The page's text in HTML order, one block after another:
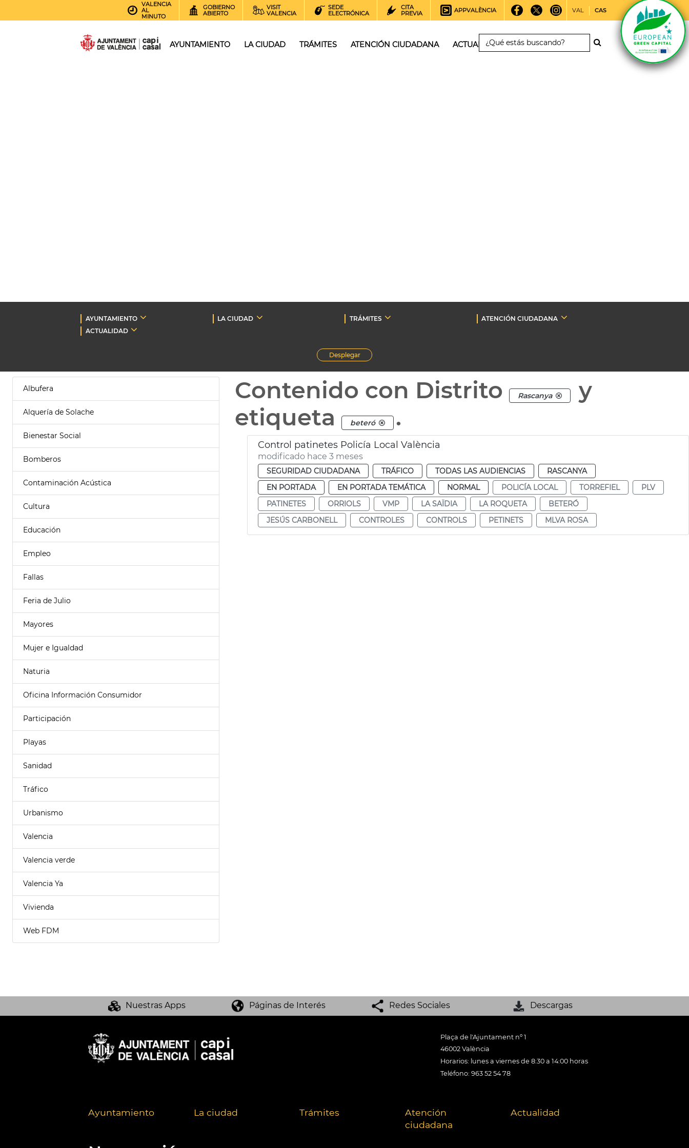
VALENCIA
AL
MINUTO
GOBIERNO
ABIERTO
VISIT
VALENCIA
SEDE
ELECTRÓNICA
CITA
PREVIA
APPVALÈNCIA VAL CAS
AYUNTAMIENTO LA CIUDAD TRÁMITES ATENCIÓN CIUDADANA ACTUALIDAD
AYUNTAMIENTO LA CIUDAD TRÁMITES
ATENCIÓN CIUDADANA
ACTUALIDAD
Desplegar
Albufera
Alquería de Solache
Bienestar Social
Bomberos
Contaminación Acústica
Cultura
Educación
Empleo
Fallas
Feria de Julio
Mayores
Mujer e Igualdad
Naturia
Oficina Información Consumidor
Participación
Playas
Sanidad
Tráfico
Urbanismo
Valencia
Valencia verde
Valencia Ya
Vivienda
Web FDM
Contenido con Distrito Rascanya
y
etiqueta
beteró .
Control patinetes Policía Local València
modificado hace 3 meses
SEGURIDAD CIUDADANA TRÁFICO TODAS LAS AUDIENCIAS
RASCANYA
EN PORTADA
EN PORTADA TEMÁTICA NORMAL POLICÍA LOCAL TORREFIEL
PLV
PATINETES
ORRIOLS VMP LA SAÏDIA LA ROQUETA
BETERÓ
JESÚS CARBONELL
CONTROLES CONTROLS PETINETS MLVA ROSA
Nuestras Apps Páginas de Interés Redes Sociales Descargas
Plaça de l'Ajuntament nº 1
46002 València
Horarios: lunes a viernes de 8:30 a 14:00 horas
Teléfono: 963 52 54 78
Ayuntamiento La ciudad Trámites
Atención
ciudadana
Actualidad